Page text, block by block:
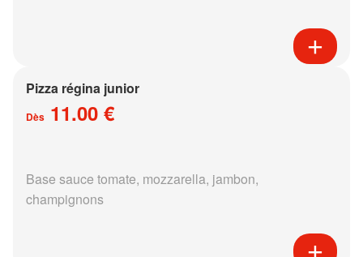
Pizza régina junior
Dès 11.00 €
Base sauce tomate, mozzarella, jambon,
champignons